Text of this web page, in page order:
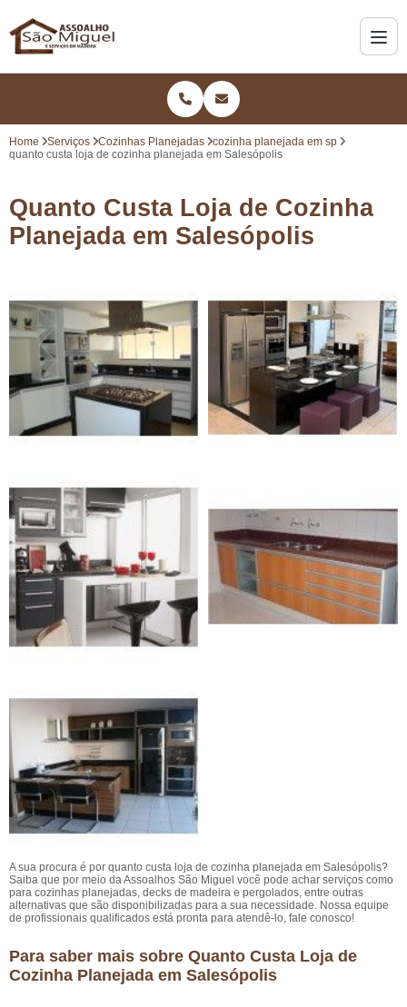
Home Serviços Cozinhas Planejadas
cozinha planejada em sp
quanto custa loja de cozinha planejada em Salesópolis
Quanto Custa Loja de Cozinha
Planejada em Salesópolis
A sua procura é por quanto custa loja de cozinha planejada em Salesópolis?
Saiba que por meio da Assoalhos São Miguel você pode achar serviços como
para cozinhas planejadas, decks de madeira e pergolados, entre outras
alternativas que são disponibilizadas para a sua necessidade. Nossa equipe
de profissionais qualificados está pronta para atendê-lo, fale conosco!
Para saber mais sobre Quanto Custa Loja de
Cozinha Planejada em Salesópolis